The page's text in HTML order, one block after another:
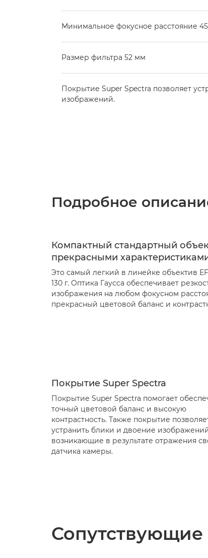
Минимальное фокусное расстояние
Размер фильтра 52 мм
Покрытие Super Spectra позволяет
изображений.
Подробное
Компактный стандартный
прекрасными
Это самый легкий в линейке объектив
130 г. Оптика Гаусса обеспечивает
изображения на любом фокусном
прекрасный цветовой баланс и
Покрытие Super Spectra
Покрытие Super Spectra помогает
точный цветовой баланс и высокую
контрастность. Также покрытие
устранить блики и двоение
возникающие в результате отражения
датчика камеры.
Сопутствующие